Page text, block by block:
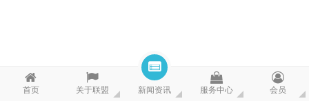
首页 关于联盟 新闻资讯 服务中心 会员